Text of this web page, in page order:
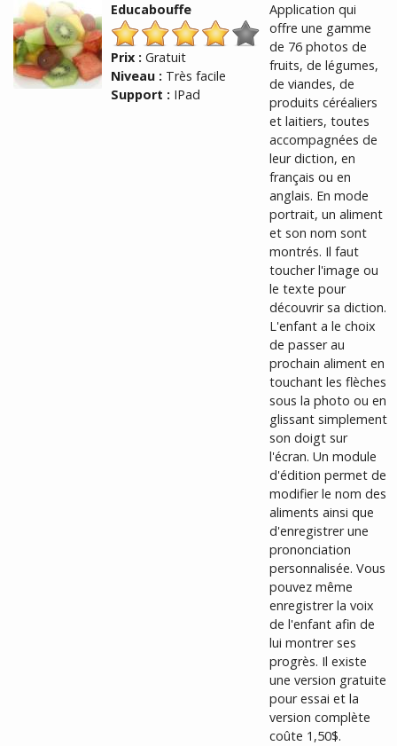
Educabouffe
Prix : Gratuit
Niveau : Très facile
Support : IPad
Application qui
offre une gamme
de 76 photos de
fruits, de légumes,
de viandes, de
produits céréaliers
et laitiers, toutes
accompagnées de
leur diction, en
français ou en
anglais. En mode
portrait, un aliment
et son nom sont
montrés. Il faut
toucher l'image ou
le texte pour
découvrir sa diction.
L'enfant a le choix
de passer au
prochain aliment en
touchant les flèches
sous la photo ou en
glissant simplement
son doigt sur
l'écran. Un module
d'édition permet de
modifier le nom des
aliments ainsi que
d'enregistrer une
prononciation
personnalisée. Vous
pouvez même
enregistrer la voix
de l'enfant afin de
lui montrer ses
progrès. Il existe
une version gratuite
pour essai et la
version complète
coûte 1,50$.